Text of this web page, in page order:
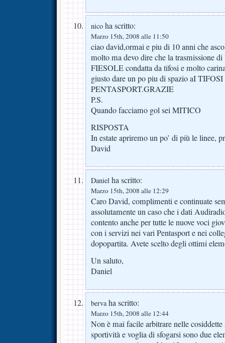
nico ha scritto:
Marzo 15th, 2008 alle 11:50
ciao david,ormai e piu di 10 anni che
molto ma devo dire che la trasmissione
FIESOLE condatta da tifosi e molto
giusto dare un po piu di spazio aI
PENTASPORT.GRAZIE
P.S.
Quando facciamo gol sei MITICO
RISPOSTA
In estate apriremo un po’ di più le linee,
David
Daniel ha scritto:
Marzo 15th, 2008 alle 12:29
Caro David, complimenti e continuate
assolutamente un caso che i dati
contento anche per tutte le nuove voci
con i servizi nei vari Pentasport e nei
dopopartita. Avete scelto degli ottimi
Un saluto,
Daniel
bervaha scritto:
Marzo 15th, 2008 alle 12:44
Non è mai facile arbitrare nelle
sportività e voglia di sfogarsi sono due